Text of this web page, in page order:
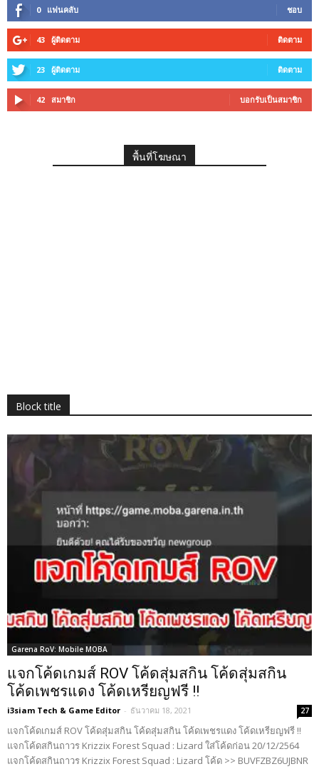
0 แฟนคลับ ชอบ
43 ผู้ติดตาม ติดตาม
23 ผู้ติดตาม ติดตาม
42 สมาชิก บอกรับเป็นสมาชิก
พื้นที่โฆษณา
Block title
Garena RoV: Mobile MOBA
แจกโค้ดเกมส์ ROV โค้ดสุ่มสกิน โค้ดสุ่มสกิน
โค้ดเพชรแดง โค้ดเหรียญฟรี !!
i3siam Tech & Game Editor - ธันวาคม 18, 2021 27
แจกโค้ดเกมส์ ROV โค้ดสุ่มสกิน โค้ดสุ่มสกิน โค้ดเพชรแดง โค้ดเหรียญฟรี !!
แจกโค้ดสกินถาวร Krizzix Forest Squad : Lizard ใส่โค้ดก่อน 20/12/2564
แจกโค้ดสกินถาวร Krizzix Forest Squad : Lizard โค้ด >> BUVFZBZ6UJBNR